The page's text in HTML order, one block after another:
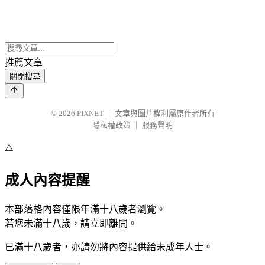
推薦文章
關閉搜尋
© 2026 PIXNET
文章與圖片權利屬原作者所有
隱私權政策
服務聲明
⚠️
成人內容提醒
本部落格內容僅限年滿十八歲者瀏覽。
若您未滿十八歲，請立即離開。
已滿十八歲者，亦請勿將內容提供給未成年人士。